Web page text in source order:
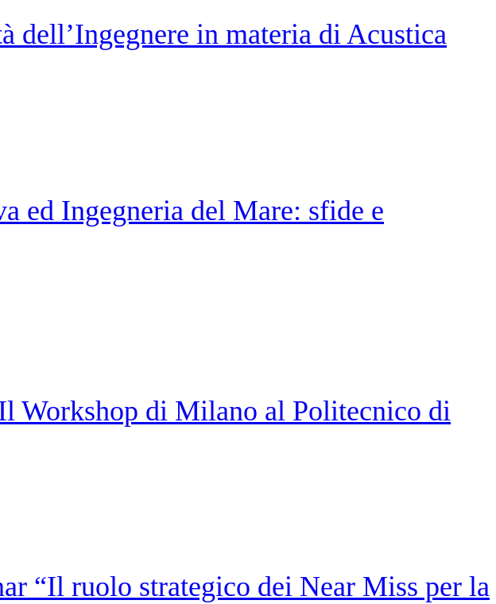
dell’Ingegnere in materia di Acustica
ed Ingegneria del Mare: sfide e
Workshop di Milano al Politecnico di
“Il ruolo strategico dei Near Miss per la